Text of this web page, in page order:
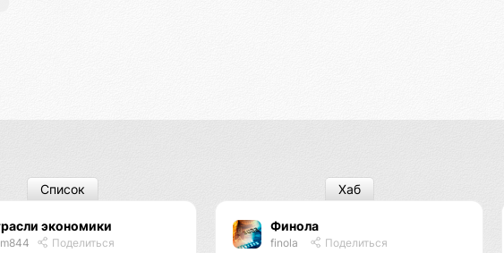
экономики
Поделиться
Список
Финола
finola Поделиться
Хаб